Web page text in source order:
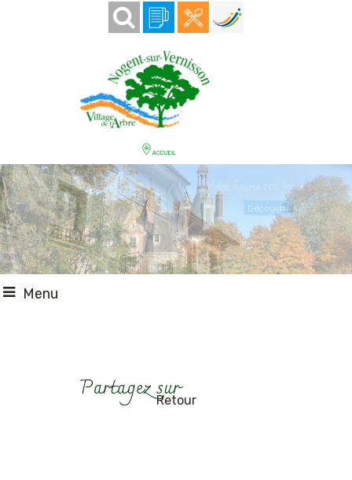
Votre mairie 100 % en ligne
Découvrir
Menu
Retour